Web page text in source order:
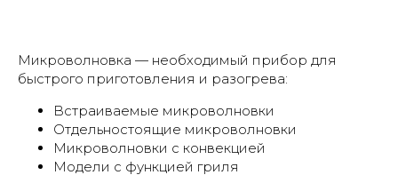
Микроволновка — необходимый прибор для
быстрого приготовления и разогрева:
Встраиваемые микроволновки
Отдельностоящие микроволновки
Микроволновки с конвекцией
Модели с функцией гриля